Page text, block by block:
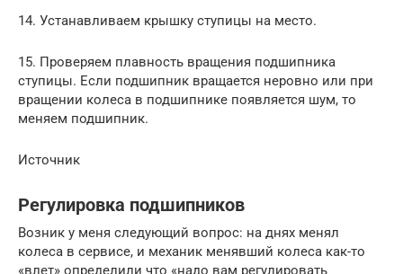
14. Устанавливаем крышку ступицы на место.
15. Проверяем плавность вращения подшипника
ступицы. Если подшипник вращается неровно или при
вращении колеса в подшипнике появляется шум, то
меняем подшипник.
Источник
Регулировка подшипников
Возник у меня следующий вопрос: на днях менял
колеса в сервисе, и механик менявший колеса как-то
«влет» определили что «надо вам регулировать